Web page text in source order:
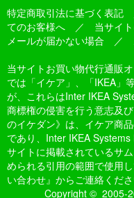
特定商取引法に基づく表記
てのお客様へ ／ 当サイ
メールが届かない場合 ／
当サイトお買い物代行通販
では「イケア」、「IKEA」
が、これらはInter IKEA
商標権の侵害を行う意志及
のイケダン》は、イケア商
であり、Inter IKEA
サイトに掲載されているサ
められる引用の範囲で使用
い合わせ』からご連絡くださ
Copyright © 2005-